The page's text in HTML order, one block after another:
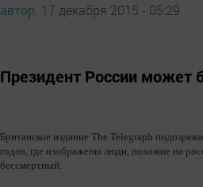
автор, 17 декабря 2015 - 05:29
Президент России может
Британское издание The Telegraph
годов, где изображены люди, похожие на
бессмертный.